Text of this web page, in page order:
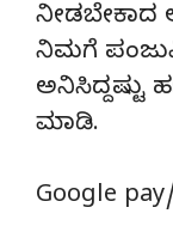
ನೀಡಬೇಕಾದ
ನಿಮಗೆ
ಅನಿಸಿದ್ದಷ್ಟು
ಮಾಡಿ.
Google